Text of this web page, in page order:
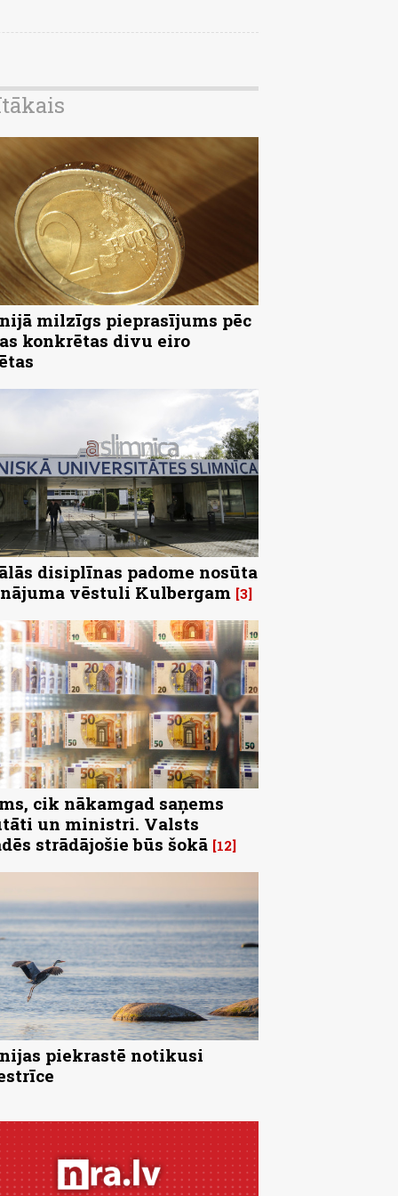
milzīgs pieprasījums pēc
konkrētas divu eiro
disiplīnas padome nosūta
vēstuli Kulbergam 3
cik nākamgad saņems
un ministri. Valsts
strādājošie būs šokā 12
piekrastē notikusi